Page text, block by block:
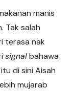
manis
Tak salah
terasa nak
signalbahawa
di sini Aisah
mujarab